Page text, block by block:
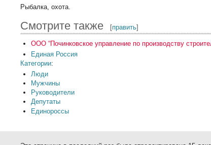
Рыбалка, охота.
Смотрите также [править]
ООО “Починковское управление по производству
Единая Россия
Категории:
Люди
Мужчины
Руководители
Депутаты
Единороссы